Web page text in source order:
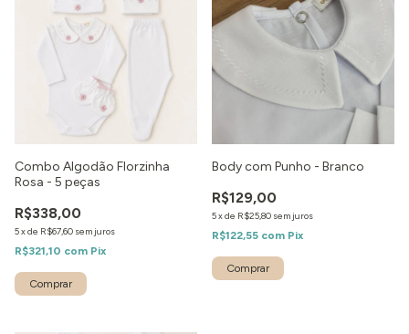
Combo Algodão Florzinha
Rosa - 5 peças
R$338,00
5xde R$67,60 sem juros
R$321,10 com Pix
Body com Punho - Branco
R$129,00
5xde R$25,80 sem juros
R$122,55 com Pix